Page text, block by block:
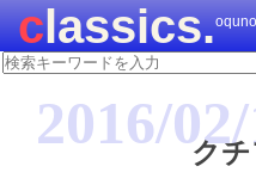
classics.
2016/ ク